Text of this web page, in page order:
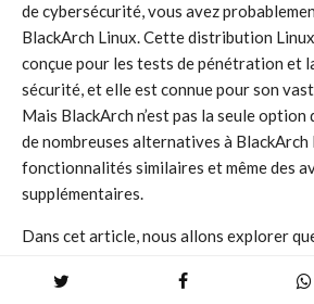
de cybersécurité, vous avez
BlackArch Linux. Cette distribution
conçue pour les tests de pénétration et
sécurité, et elle est connue pour son
Mais BlackArch n’est pas la seule
de nombreuses alternatives à
fonctionnalités similaires et même des
supplémentaires.
Dans cet article, nous allons explorer
allons examiner leurs caractéristiques,